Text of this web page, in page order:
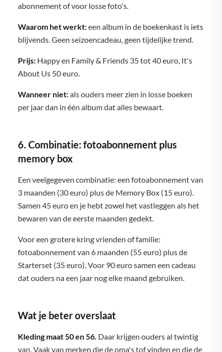
abonnement of voor losse foto's.
Waarom het werkt:een album in de boekenkast is iets
blijvends. Geen seizoencadeau, geen tijdelijke trend.
Prijs: Happy en Family & Friends 35 tot 40 euro, It's
About Us 50 euro.
Wanneer niet:als ouders meer zien in losse boeken
per jaar dan in één album dat alles bewaart.
6. Combinatie: fotoabonnement plus
memory box
Een veelgegeven combinatie: een fotoabonnement van
3 maanden (30 euro) plus de Memory Box (15 euro).
Samen 45 euro en je hebt zowel het vastleggen als het
bewaren van de eerste maanden gedekt.
Voor een grotere kring vrienden of familie:
fotoabonnement van 6 maanden (55 euro) plus de
Starterset (35 euro). Voor 90 euro samen een cadeau
dat ouders na een jaar nog elke maand gebruiken.
Wat je beter overslaat
Kleding maat 50 en 56. Daar krijgen ouders al twintig
van. Vaak van merken die de oma's tof vinden en die de